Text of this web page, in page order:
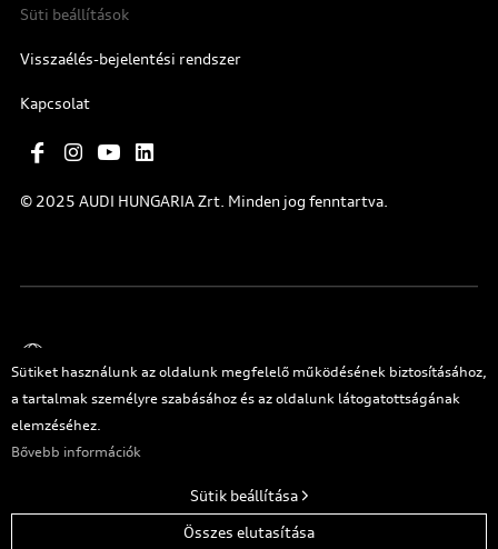
Süti beállítások
Visszaélés-bejelentési rendszer
Kapcsolat
© 2025 AUDI HUNGARIA Zrt. Minden jog fenntartva.
Sütiket használunk az oldalunk megfelelő működésének biztosításához,
a tartalmak személyre szabásához és az oldalunk látogatottságának
elemzéséhez.
Bővebb információk
Sütik beállítása
Összes elutasítása